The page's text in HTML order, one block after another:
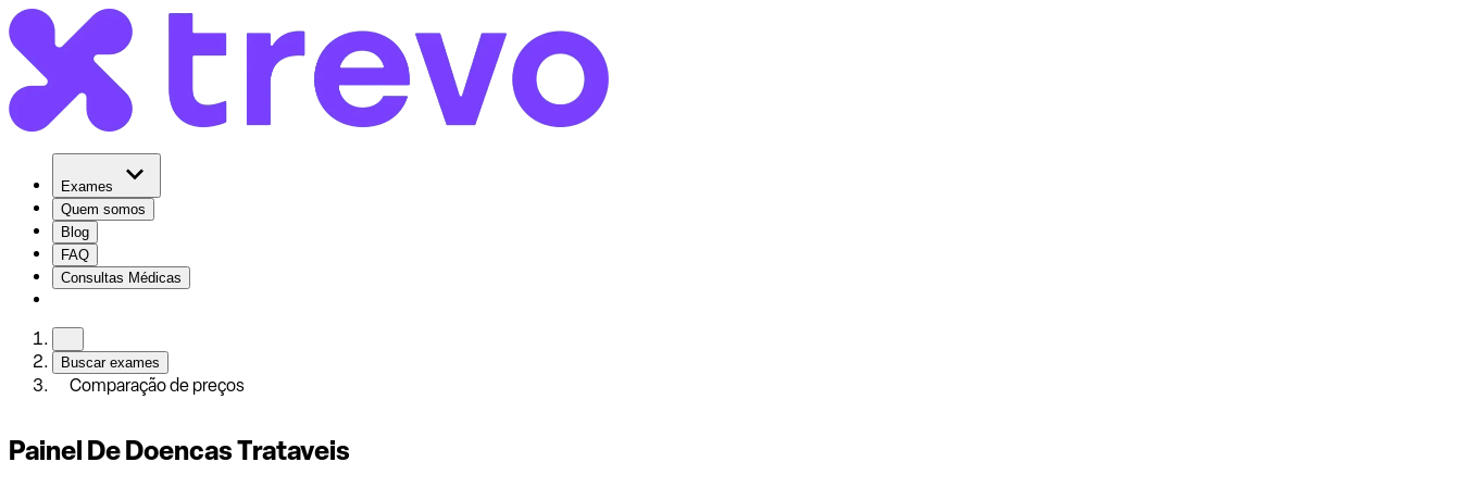
Exames
Quem somos
Blog
FAQ
Consultas Médicas
Buscar exames
Comparação de preços
Painel De Doencas Trataveis